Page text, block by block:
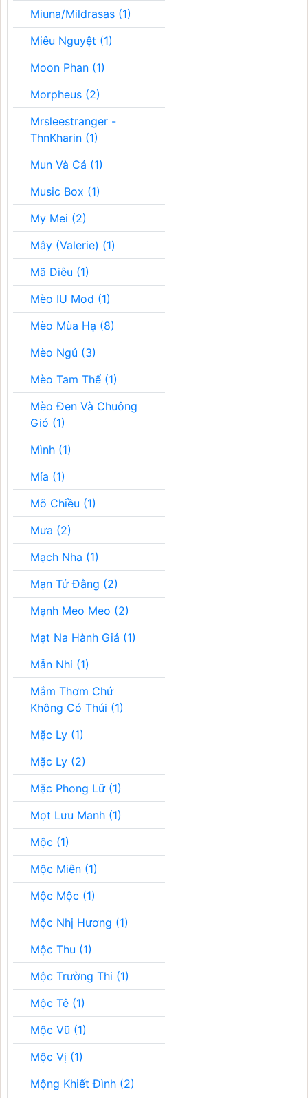
Miuna/Mildrasas (1)
Miêu Nguyệt (1)
Moon Phan (1)
Morpheus (2)
Mrsleestranger -
ThnKharin (1)
Mun Và Cá (1)
Music Box (1)
My Mei (2)
Mây (Valerie) (1)
Mã Diêu (1)
Mèo IU Mod (1)
Mèo Mùa Hạ (8)
Mèo Ngủ (3)
Mèo Tam Thể (1)
Mèo Đen Và Chuông
Gió (1)
Mình (1)
Mía (1)
Mõ Chiều (1)
Mưa (2)
Mạch Nha (1)
Mạn Tử Đằng (2)
Mạnh Meo Meo (2)
Mạt Na Hành Giả (1)
Mẫn Nhi (1)
Mắm Thơm Chứ
Không Có Thúi (1)
Mặc Ly (1)
Mặc Ly (2)
Mặc Phong Lữ (1)
Mọt Lưu Manh (1)
Mộc (1)
Mộc Miên (1)
Mộc Mộc (1)
Mộc Nhị Hương (1)
Mộc Thu (1)
Mộc Trường Thi (1)
Mộc Tê (1)
Mộc Vũ (1)
Mộc Vị (1)
Mộng Khiết Đình (2)